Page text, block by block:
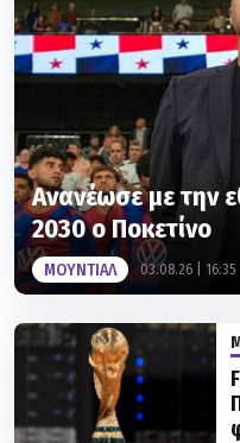
Ανανέωσε με την
2030 ο Ποκετίνο
ΜΟΥΝΤΙΑΛ 03.08.26 | 16:35